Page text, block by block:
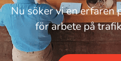
Nu söker vi en erfaren
för arbete på